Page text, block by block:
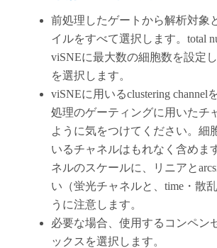
前処理したゲートから解析対象
イルをすべて選択します。total
viSNEに最大数の細胞数を設定し
を選択します。
viSNEに用いるclustering channel
処理のゲーティングに用いたチ
ように気をつけてください。細
いるチャネルはもれなく含めま
ネルのスケールに、リニアと
い（蛍光チャネルと、time・散
うに注意します。
必要な場合、使用するコンペン
ックスを選択します。